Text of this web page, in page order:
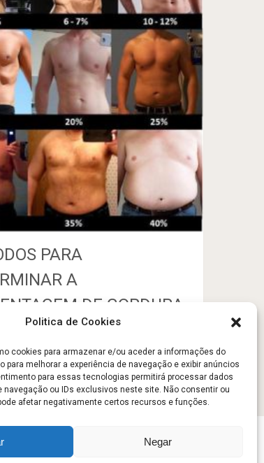
Politica de Cookies
cookies para armazenar e/ou aceder a informações do
para melhorar a experiência de navegação e exibir anúncios
para essas tecnologias permitirá processar dados
ou IDs exclusivos neste site. Não consentir ou
afetar negativamente certos recursos e funções.
Negar
PARA
A
DE GORDURA
29, 2012
Gestão Actividades
Contato